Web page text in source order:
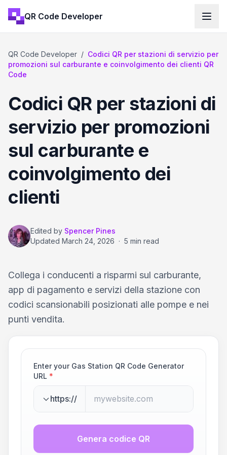
QR Code Developer
QR Code Developer / Codici QR per stazioni di servizio per
promozioni sul carburante e coinvolgimento dei clienti QR
Code
Codici QR per stazioni di
servizio per promozioni
sul carburante e
coinvolgimento dei
clienti
Edited by Spencer Pines
Updated March 24, 2026 · 5 min read
Collega i conducenti a risparmi sul carburante,
app di pagamento e servizi della stazione con
codici scansionabili posizionati alle pompe e nei
punti vendita.
Enter your Gas Station QR Code Generator
URL *
https://
Genera codice QR